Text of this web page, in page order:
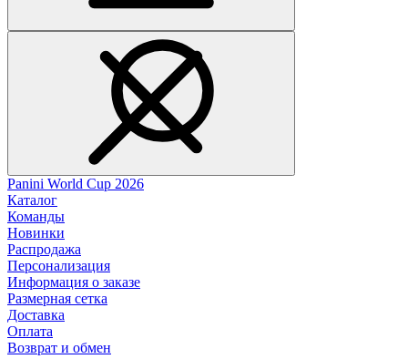
Panini World Cup 2026
Каталог
Команды
Новинки
Распродажа
Персонализация
Информация о заказе
Размерная сетка
Доставка
Оплата
Возврат и обмен